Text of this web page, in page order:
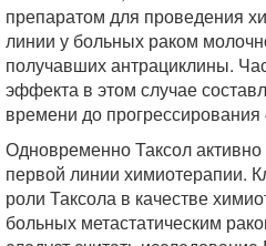
препаратом для проведения
линии у больных раком
получавших антрациклины.
эффекта в этом случае
времени до
Одновременно Таксол активно
первой линии химиотерапии.
роли Таксола в качестве
больных метастатическим